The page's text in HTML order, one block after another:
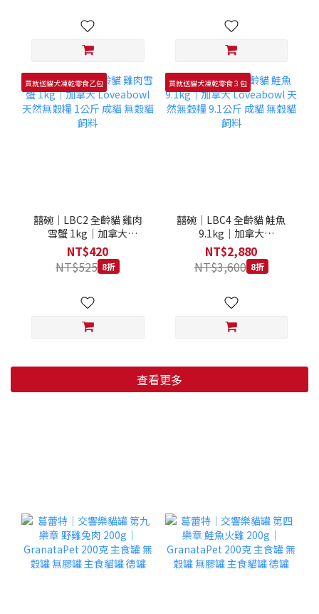
買就送貓犬凍乾零食乙包
囍碗｜LBC2 全齡貓 雞肉
雪蟹 1kg｜加拿大
Loveabowl 天然無穀糧 1
公斤 成貓 無穀貓飼料
NT$420
NT$525 8折
買就送貓犬凍乾零食３包
囍碗｜LBC4 全齡貓 鮭魚
9.1kg｜加拿大
Loveabowl 天然無穀糧
9.1公斤 成貓 無穀貓飼料
NT$2,880
NT$3,600 8折
查看更多